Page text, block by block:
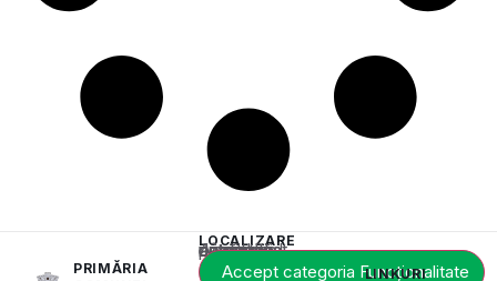
PRIMĂRIA
LOCALIZARE
Acest conținut este blocat până când acceptați categoria de cookie-uri necesară.
Accept categoria Funcționalitate
LINKURI